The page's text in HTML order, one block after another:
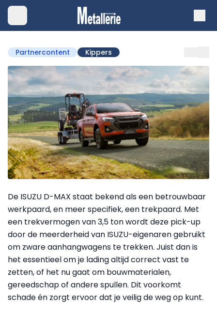
Partnercontent Kippers
De ISUZU D-MAX staat bekend als een betrouwbaar
werkpaard, en meer specifiek, een trekpaard. Met
een trekvermogen van 3,5 ton wordt deze pick-up
door de meerderheid van ISUZU-eigenaren gebruikt
om zware aanhangwagens te trekken. Juist dan is
het essentieel om je lading altijd correct vast te
zetten, of het nu gaat om bouwmaterialen,
gereedschap of andere spullen. Dit voorkomt
schade én zorgt ervoor dat je veilig de weg op kunt.